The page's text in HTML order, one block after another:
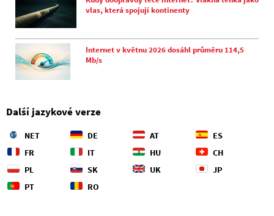
vlas, která spojují kontinenty
Internet v květnu 2026 dosáhl průměru 114,5
Mb/s
Další jazykové verze
NET DE AT
ES
FR
IT HU
CH
PL
SK UK
JP
PT
RO